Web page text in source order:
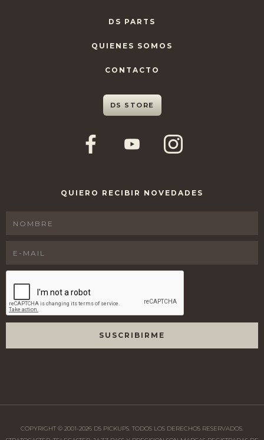
DS PARTS
QUIENES SOMOS
CONTACTO
DS STORE
QUIERO RECIBIR NOVEDADES
COPYRIGHT © 2001-2026 DS PICKUPS. TODOS LOS DERECHOS RESERVADOS.